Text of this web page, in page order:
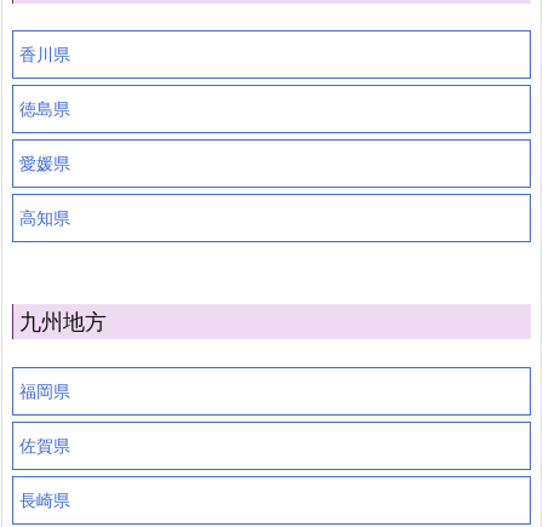
香川県
徳島県
愛媛県
高知県
九州地方
福岡県
佐賀県
長崎県